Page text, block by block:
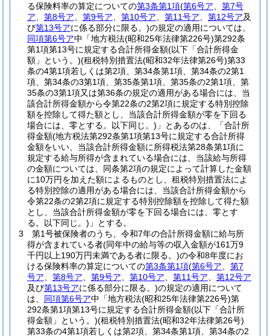
る保険料率の算定についての第3条第1項(第6号ア
第7号
ア
第8号ア 第9号ア 第10号ア 第11号ア 第12号ア及
び第13号アに係る部分に限る。)の規定の適用については、
同項第6号ア中「地方税法(昭和25年法律第226号)第292条
第1項第13号に規定する合計所得金額(以下「合計所得金
額」という。)(租税特別措置法(昭和32年法律第26号)第33
条の4第1項若しくは第2項、第34条第1項、第34条の2第1
項、第34条の3第1項、第35条第1項、第35条の2第1項、第
35条の3第1項又は第36条の規定の適用がある場合には、当
該合計所得金額から令第22条の2第2項に規定する特別控除
額を控除して得た額とし、当該合計所得金額が零を下回る
場合には、零とする。以下同じ。) 」とあるのは、「合計所
得金額(地方税法第292条第1項第13号に規定する合計所得
金額をいい、当該合計所得金額に所得税法第28条第1項に
規定する給与所得が含まれている場合には、当該給与所得
の金額については、同条第2項の規定によって計算した金額
に10万円を加えた額によるものとし、租税特別措置法によ
る特別控除の適用がある場合には、当該合計所得金額から
令第22条の2第2項に規定する特別控除額を控除して得た額
とし、当該合計所得金額が零を下回る場合には、零とす
る。以下同じ。) 」とする。
3
第1号被保険者のうち、令和7年の合計所得金額に給与所
得が含まれている者(同年中の給与等の収入金額が161万9
千円以上190万円未満である者に限る。)の令和8年度にお
ける保険料率の算定についての第3条第1項(第6号ア
第7
号ア
第8号ア 第9号ア 第10号ア 第11号ア
第12号ア
及び第13号アに係る部分に限る。)の規定の適用について
は、 同項第6号ア中「地方税法(昭和25年法律第226号)第
292条第1項第13号に規定する合計所得金額(以下「合計所
得金額」という。)(租税特別措置法(昭和32年法律第26号)
第33条の4第1項若しくは第2項、第34条第1項、第34条の2